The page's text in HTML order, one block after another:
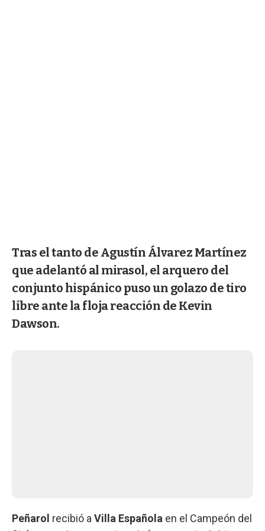
Tras el tanto de Agustín Álvarez Martínez
que adelantó al mirasol, el arquero del
conjunto hispánico puso un golazo de tiro
libre ante la floja reacción de Kevin
Dawson.
Peñarol recibió a Villa Española en el Campeón del